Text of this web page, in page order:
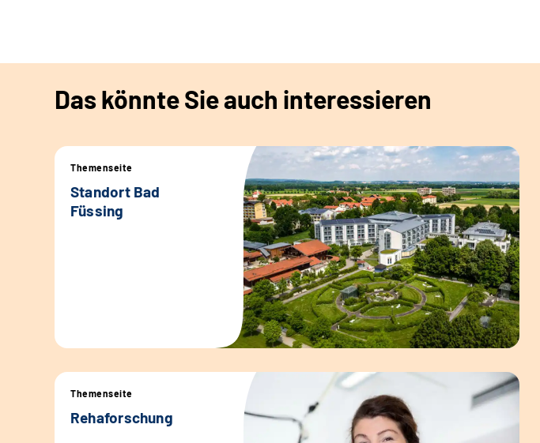
Das könnte Sie auch interessieren
Themenseite
Standort Bad
Füssing
Themenseite
Rehaforschung